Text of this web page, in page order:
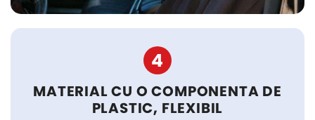
4
MATERIAL CU O COMPONENTA DE
PLASTIC, FLEXIBIL